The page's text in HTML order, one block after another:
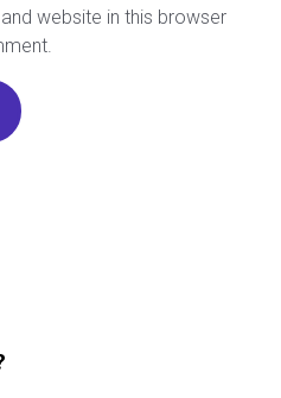
website in this browser